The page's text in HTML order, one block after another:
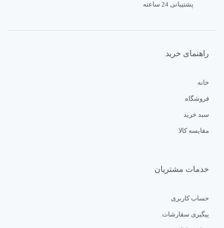
پشتیبانی 24 ساعته
راهنمای خرید
خانه
فروشگاه
سبد خرید
مقایسه کالا
خدمات مشتریان
حساب کاربری
پیگیری سفارشات